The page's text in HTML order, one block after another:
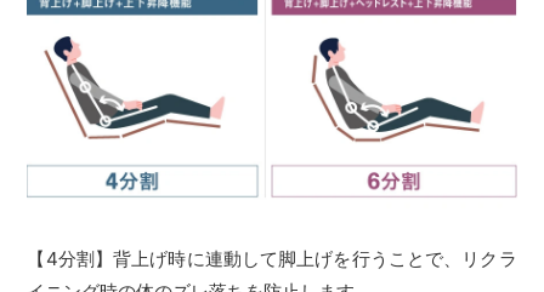
【4分割】背上げ時に連動して脚上げを行うことで、リクラ